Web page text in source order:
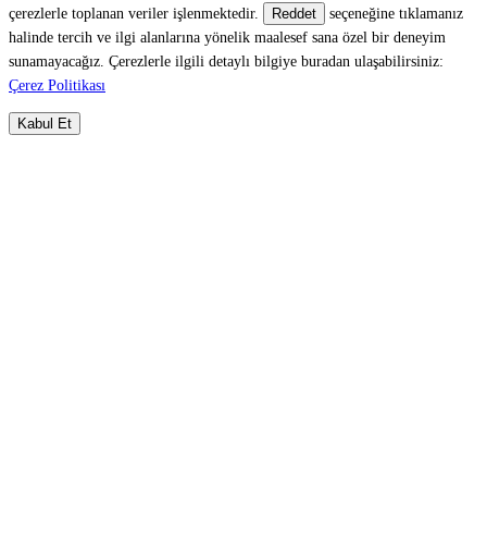
çerezlerle toplanan veriler işlenmektedir.
Reddet
seçeneğine tıklamanız
halinde tercih ve ilgi alanlarına yönelik maalesef sana özel bir deneyim
sunamayacağız. Çerezlerle ilgili detaylı bilgiye buradan ulaşabilirsiniz:
Çerez Politikası
Kabul Et